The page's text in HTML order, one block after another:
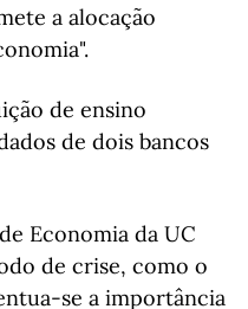
a alocação
de ensino
de dois bancos
Economia da UC
de crise, como o
se a importância